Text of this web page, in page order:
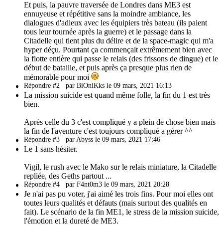
Et puis, la pauvre traversée de Londres dans ME3 est
ennuyeuse et répétitive sans la moindre ambiance, les
dialogues d'adieux avec les équipiers très bateau (ils paient
tous leur tournée après la guerre) et le passage dans la
Citadelle qui tient plus du délire et de la space-magic qui m'a
hyper déçu. Pourtant ça commençait extrêmement bien avec
la flotte entière qui passe le relais (des frissons de dingue) et le
début de bataille, et puis après ça presque plus rien de
mémorable pour moi
Répondre #2 par BiOniKks le 09 mars, 2021 16:13
La mission suicide est quand même folle, la fin du 1 est très
bien.
Après celle du 3 c'est compliqué y a plein de chose bien mais
la fin de l'aventure c'est toujours compliqué a gérer ^^
Répondre #3 par Abyss le 09 mars, 2021 17:46
Le 1 sans hésiter.
Vigil, le rush avec le Mako sur le relais miniature, la Citadelle
repliée, des Geths partout ...
Répondre #4 par F4nt0m3 le 09 mars, 2021 20:28
Je n'ai pas pu voter, j'ai aimé les trois fins. Pour moi elles ont
toutes leurs qualités et défauts (mais surtout des qualités en
fait). Le scénario de la fin ME1, le stress de la mission suicide,
l'émotion et la dureté de ME3.